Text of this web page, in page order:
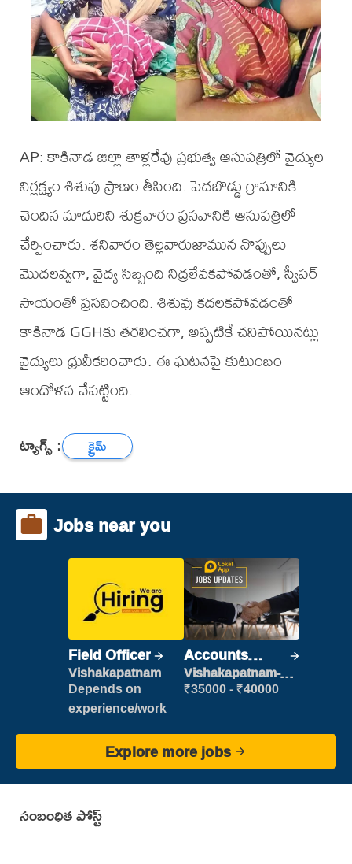
AP: కాకినాడ జిల్లా తాళ్లరేవు ప్రభుత్వ ఆసుపత్రిలో వైద్యుల
నిర్లక్ష్యం శిశువు ప్రాణం తీసింది. పెదబొడ్డు గ్రామానికి
చెందిన మాధురిని శుక్రవారం ప్రసవానికి ఆసుపత్రిలో
చేర్పించారు. శనివారం తెల్లవారుజామున నొప్పులు
మొదలవ్వగా, వైద్య సిబ్బంది నిద్రలేవకపోవడంతో, స్వీపర్
సాయంతో ప్రసవించింది. శిశువు కదలకపోవడంతో
కాకినాడ GGHకు తరలించగా, అప్పటికే చనిపోయినట్లు
వైద్యులు ధ్రువీకరించారు. ఈ ఘటనపై కుటుంబం
ఆందోళన చేపట్టింది.
ట్యాగ్స్ : క్రైమ్
Jobs near you
Field Officer
Vishakapatnam
Depends on
experience/work
Accounts
Clerk
Vishakapatnam-
new
₹35000 - ₹40000
Explore more jobs
సంబంధిత పోస్ట్